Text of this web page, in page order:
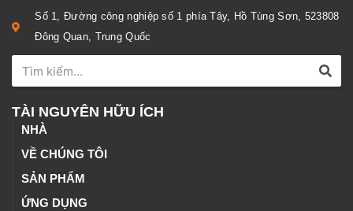
Số 1, Đường công nghiệp số 1 phía Tây, Hồ Tùng Sơn, 523808
Đông Quan, Trung Quốc
TÀI NGUYÊN HỮU ÍCH
NHÀ
VỀ CHÚNG TÔI
SẢN PHẨM
ỨNG DỤNG